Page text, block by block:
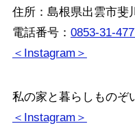
住所：島根県出雲市斐
電話番号： 0853-31-
＜Instagram＞
私の家と暮らしものぞ
＜Instagram＞